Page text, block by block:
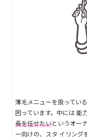
薄毛メニューを扱ってい
困っています。中には 能
長を任せたいというオー
ー向けの、スタ イリング